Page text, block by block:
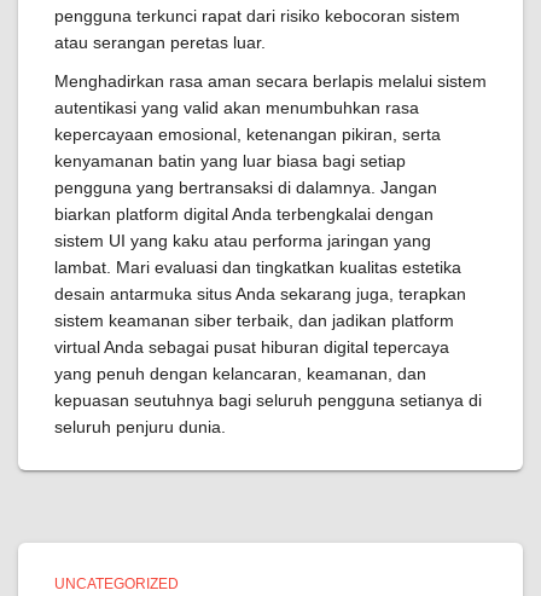
pengguna terkunci rapat dari risiko kebocoran sistem
atau serangan peretas luar.
Menghadirkan rasa aman secara berlapis melalui sistem
autentikasi yang valid akan menumbuhkan rasa
kepercayaan emosional, ketenangan pikiran, serta
kenyamanan batin yang luar biasa bagi setiap
pengguna yang bertransaksi di dalamnya. Jangan
biarkan platform digital Anda terbengkalai dengan
sistem UI yang kaku atau performa jaringan yang
lambat. Mari evaluasi dan tingkatkan kualitas estetika
desain antarmuka situs Anda sekarang juga, terapkan
sistem keamanan siber terbaik, dan jadikan platform
virtual Anda sebagai pusat hiburan digital tepercaya
yang penuh dengan kelancaran, keamanan, dan
kepuasan seutuhnya bagi seluruh pengguna setianya di
seluruh penjuru dunia.
UNCATEGORIZED